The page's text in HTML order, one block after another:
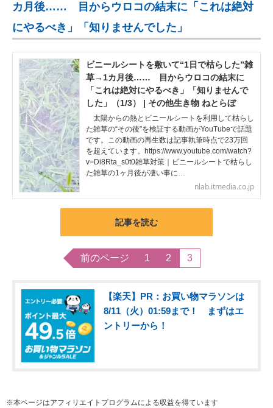
カ月後…… 目からウロコの結末に「これは絶対
にやるべき」「知りませんでした」
ビニールシートを敷いて“1日で枯らした”雑
草→1カ月後…… 目からウロコの結末に
「これは絶対にやるべき」「知りませんで
した」（1/3） | その他生き物 ねとらぼ
太陽からの熱とビニールシートを利用して枯らし
た雑草の“その後”を検証する動画がYouTubeで話題
です。この動画の再生数は記事執筆時点で23万回
を超えています。https://www.youtube.com/watch?
v=Di8Rta_s0t0雑草対策｜ビニールシートで枯らし
た雑草の1ヶ月後が凄い事に…
nlab.itmedia.co.jp
記事を読む
前のページ 1 2 3
【楽天】PR：お買い物マラソンは
8/11（火）01:59まで！ まずはエ
ントリーから！
※本ページはアフィリエイトプログラムによる収益を得ています